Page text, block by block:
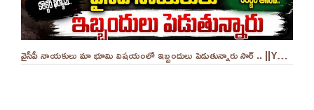
వైసీపీ నాయకులు మా భూమి విషయంలో ఇబ్బందులు పెడుతున్నారు సార్ .. ||YES 9TV